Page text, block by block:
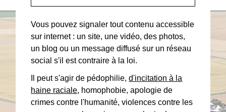
Vous pouvez signaler tout contenu accessible
sur internet : un site, une vidéo, des photos,
un blog ou un message diffusé sur un réseau
social s'il est contraire à la loi.
Il peut s'agir de pédophilie,d'incitation à la
haine raciale, homophobie, apologie de
crimes contre l'humanité, violences contre les